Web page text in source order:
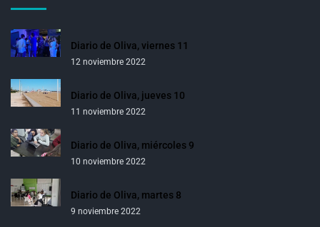
Diario de Oliva, viernes 11
12 noviembre 2022
Diario de Oliva, jueves 10
11 noviembre 2022
Diario de Oliva, miércoles 9
10 noviembre 2022
Diario de Oliva, martes 8
9 noviembre 2022